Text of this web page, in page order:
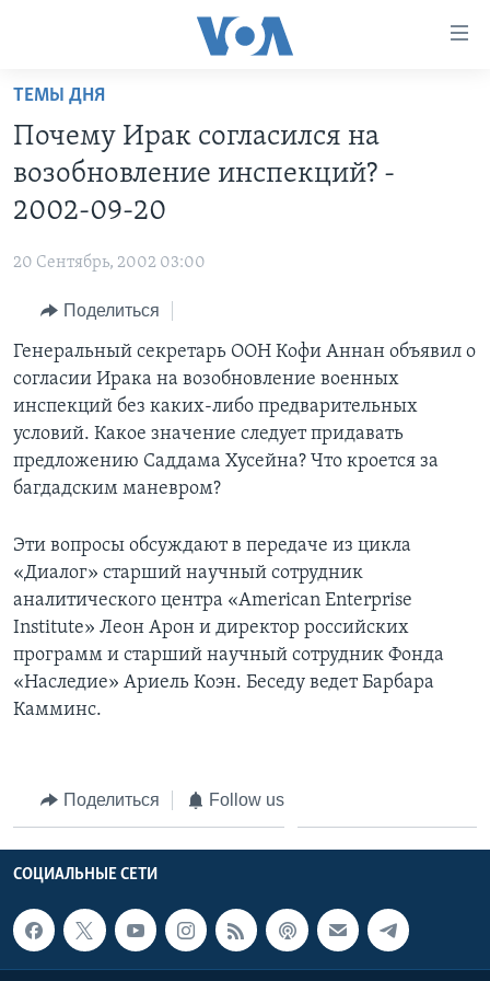
Перейти
основной
контент
Перейти
основной
навигации
Перейти
поиск
ПРОГРАММЫ
ПОЧЕМУ ЭТО ВАЖНО?
ДИСКУССИЯ VOA
НЬЮ-ЙОРК NEW YORK
АМЕРИКА. БОЛЬШОЕ ПУТЕШЕСТВИЕ
ПРОЕКТЫ
НАША АМЕРИКАНСКАЯ ИСТОРИЯ
А КАК В АМЕРИКЕ?
АРТЕФАКТЫ
АМЕРИКАНСКИЕ ГОРОДКИ
ТЕСТЫ
ИНТЕРВЬЮ
ФАКТЫ ПРОТИВ ФЕЙКОВ
ЗА СВОБОДУ ПРЕССЫ
УЧИМ АНГЛИЙСКИЙ
ВИДЕО
ПОДПИСКА НА НОВОСТИ
Learning English
СОЦИАЛЬНЫЕ СЕТИ
Языки
ТЕМЫ ДНЯ
Почему Ирак согласился на
возобновление инспекций? -
2002-09-20
20 Сентябрь, 2002 03:00
Поделиться
Генеральный секретарь ООН Кофи Аннан объявил о
согласии Ирака на возобновление военных
инспекций без каких-либо предварительных
условий. Какое значение следует придавать
предложению Саддама Хусейна? Что кроется за
багдадским маневром?
Эти вопросы обсуждают в передаче из цикла
«Диалог» старший научный сотрудник
аналитического центра «American Enterprise
Institute» Леон Арон и директор российских
программ и старший научный сотрудник Фонда
«Наследие» Ариель Коэн. Беседу ведет Барбара
Камминс.
Поделиться Follow us
СОЦИАЛЬНЫЕ СЕТИ